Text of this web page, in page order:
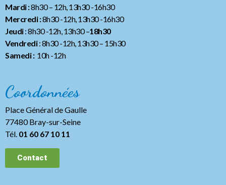
Mardi :8h30 – 12h, 13h30 -16h30
Mercredi :8h30 -12h, 13h30 -16h30
Jeudi: 8h30 -12h, 13h30 –18h30
Vendredi: 8h30 -12h, 13h30– 15h30
Samedi :10h -12h
Coordonnées
Place Général de Gaulle
77480 Bray-sur-Seine
Tél. 01 60 67 10 11
Contact